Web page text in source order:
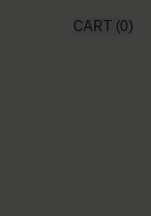
CART (0)